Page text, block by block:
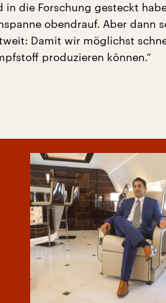
in die Forschung gesteckt
obendrauf. Aber dann
Damit wir möglichst
produzieren können.“